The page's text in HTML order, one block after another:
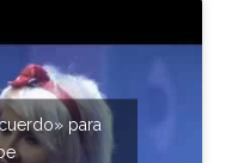
para